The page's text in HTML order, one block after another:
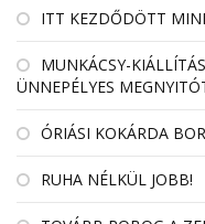
ITT KEZDŐDÖTT
MUNKÁCSY-
ÜNNEPÉLYES
ÓRIÁSI KOKÁRDA
RUHA NÉLKÜL JOBB!